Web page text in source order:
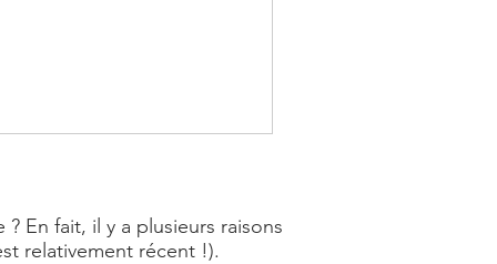
En fait, il y a plusieurs raisons
relativement récent !).